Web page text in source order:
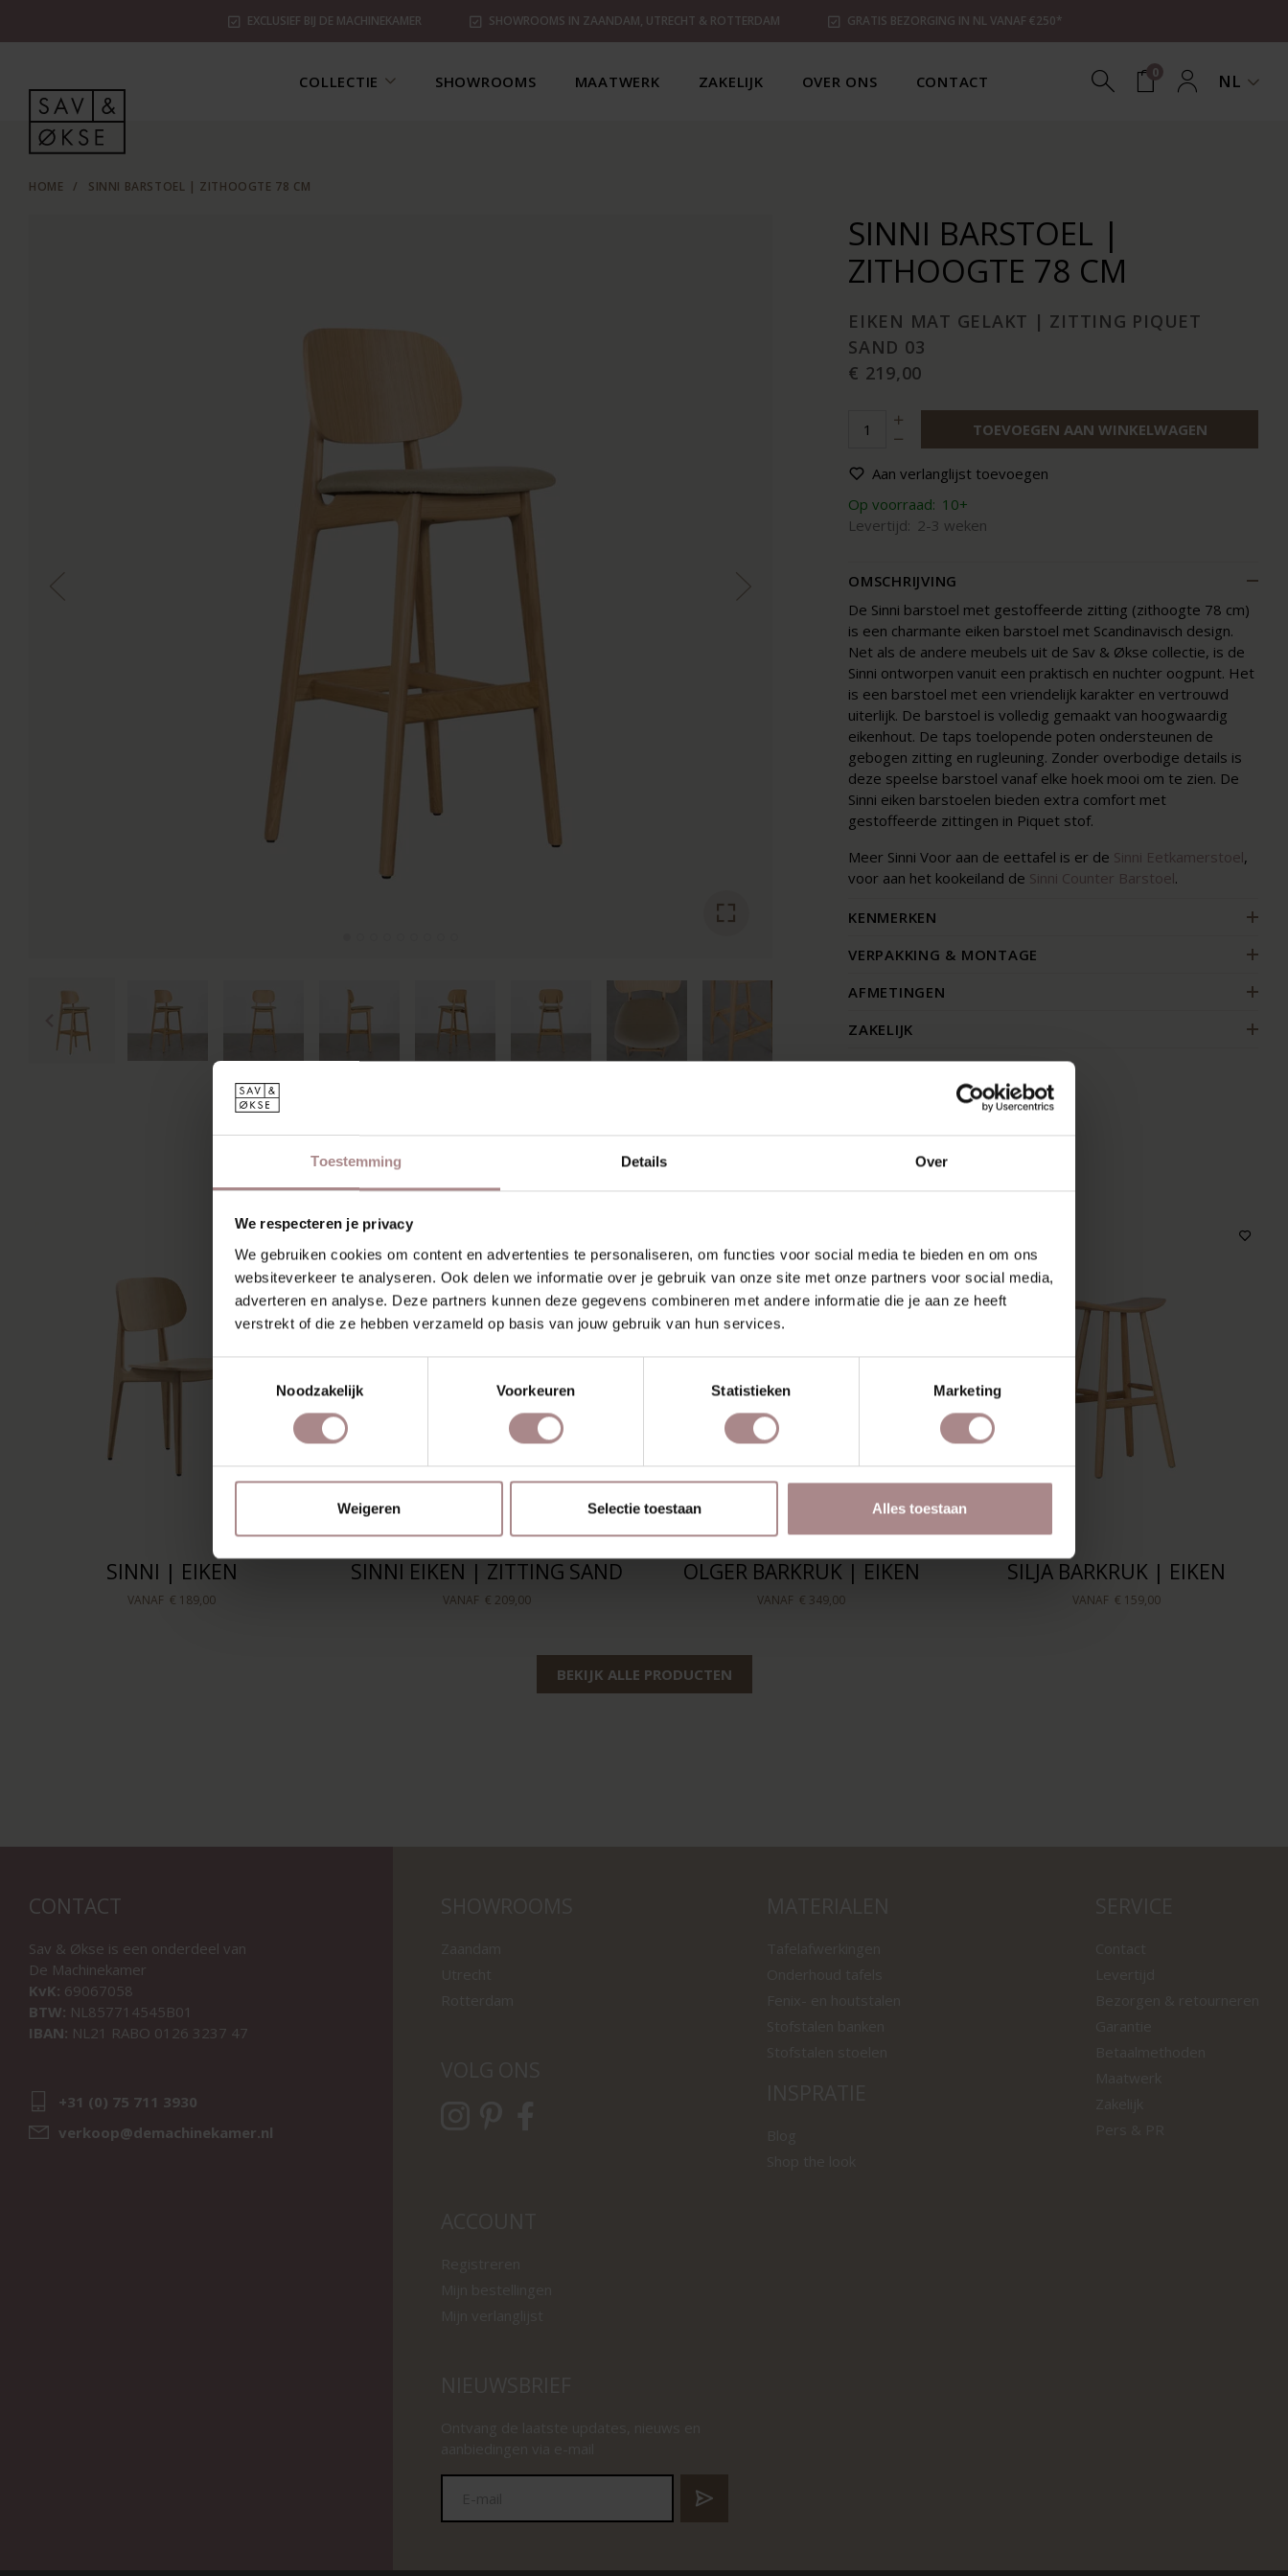
Toestemming Details Over
We respecteren je privacy
We gebruiken cookies om content en advertenties te personaliseren, om functies voor social media te bieden en om ons
websiteverkeer te analyseren. Ook delen we informatie over je gebruik van onze site met onze partners voor social media,
adverteren en analyse. Deze partners kunnen deze gegevens combineren met andere informatie die je aan ze heeft
verstrekt of die ze hebben verzameld op basis van jouw gebruik van hun services.
Noodzakelijk
Voorkeuren Statistieken Marketing
Weigeren Selectie toestaan Alles toestaan
EXCLUSIEF BIJ DE MACHINEKAMER SHOWROOMS IN ZAANDAM, UTRECHT & ROTTERDAM GRATIS BEZORGING IN NL VANAF €250*
COLLECTIE SHOWROOMS MAATWERK ZAKELIJK OVER ONS CONTACT 0 NL
HOME / SINNI BARSTOEL | ZITHOOGTE 78 CM
SINNI BARSTOEL |
ZITHOOGTE 78 CM
EIKEN MAT GELAKT | ZITTING PIQUET
SAND 03
€ 219,00
TOEVOEGEN AAN WINKELWAGEN
Aan verlanglijst toevoegen
Op voorraad: 10+
Levertijd: 2-3 weken
OMSCHRIJVING
De Sinni barstoel met gestoffeerde zitting (zithoogte 78 cm)
is een charmante eiken barstoel met Scandinavisch design.
Net als de andere meubels uit de Sav & Økse collectie, is de
Sinni ontworpen vanuit een praktisch en nuchter oogpunt. Het
is een barstoel met een vriendelijk karakter en vertrouwd
uiterlijk. De barstoel is volledig gemaakt van hoogwaardig
eikenhout. De taps toelopende poten ondersteunen de
gebogen zitting en rugleuning. Zonder overbodige details is
deze speelse barstoel vanaf elke hoek mooi om te zien. De
Sinni eiken barstoelen bieden extra comfort met
gestoffeerde zittingen in Piquet stof.
Meer Sinni Voor aan de eettafel is er de Sinni Eetkamerstoel,
voor aan het kookeiland de Sinni Counter Barstoel.
KENMERKEN
VERPAKKING & MONTAGE
AFMETINGEN
ZAKELIJK
MISSCHIEN VIND JE DIT OOK MOOI
SINNI | EIKEN
VANAF € 189,00
SINNI EIKEN | ZITTING SAND
VANAF € 209,00
OLGER BARKRUK | EIKEN
VANAF € 349,00
SILJA BARKRUK | EIKEN
VANAF € 159,00
BEKIJK ALLE PRODUCTEN
CONTACT
Sav & Økse is een onderdeel van
De Machinekamer
KvK: 69067058
BTW: NL857714545B01
IBAN: NL21 RABO 0126 3237 47
+31 (0) 75 711 3930
verkoop@demachinekamer.nl